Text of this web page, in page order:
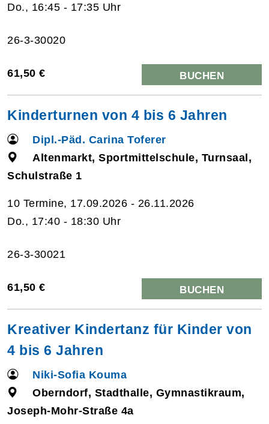
Do., 16:45 - 17:35 Uhr
26-3-30020
61,50 € BUCHEN
Kinderturnen von 4 bis 6 Jahren
Dipl.-Päd. Carina Toferer
Altenmarkt, Sportmittelschule, Turnsaal,
Schulstraße 1
10 Termine, 17.09.2026 - 26.11.2026
Do., 17:40 - 18:30 Uhr
26-3-30021
61,50 € BUCHEN
Kreativer Kindertanz für Kinder von
4 bis 6 Jahren
Niki-Sofia Kouma
Oberndorf, Stadthalle, Gymnastikraum,
Joseph-Mohr-Straße 4a